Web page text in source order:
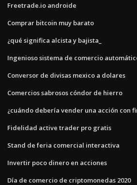
Freetrade.io androide
Comprar bitcoin muy barato
¿qué significa alcista y bajista_
Ingenioso sistema de comercio
Conversor de divisas mexico a dolares
Comercios sabrosos cóndor de hierro
¿cuándo debería vender una acción con
Fidelidad active trader pro gratis
Stand de feria comercial interactiva
Invertir poco dinero en acciones
Día de comercio de criptomonedas 2020